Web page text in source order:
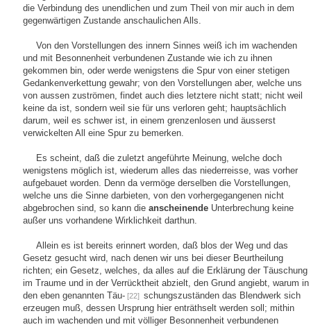
die Verbindung des unendlichen und zum Theil von mir auch in dem
gegenwärtigen Zustande anschaulichen Alls.
Von den Vorstellungen des innern Sinnes weiß ich im wachenden
und mit Besonnenheit verbundenen Zustande wie ich zu ihnen
gekommen bin, oder werde wenigstens die Spur von einer stetigen
Gedankenverkettung gewahr; von den Vorstellungen aber, welche uns
von aussen zuströmen, findet auch dies letztere nicht statt; nicht weil
keine da ist, sondern weil sie für uns verloren geht; hauptsächlich
darum, weil es schwer ist, in einem grenzenlosen und äusserst
verwickelten All eine Spur zu bemerken.
Es scheint, daß die zuletzt angeführte Meinung, welche doch
wenigstens möglich ist, wiederum alles das niederreisse, was vorher
aufgebauet worden. Denn da vermöge derselben die Vorstellungen,
welche uns die Sinne darbieten, von den vorhergegangenen nicht
abgebrochen sind, so kann die anscheinende Unterbrechung keine
außer uns vorhandene Wirklichkeit darthun.
Allein es ist bereits erinnert worden, daß blos der Weg und das
Gesetz gesucht wird, nach denen wir uns bei dieser Beurtheilung
richten; ein Gesetz, welches, da alles auf die Erklärung der Täuschung
im Traume und in der Verrücktheit abzielt, den Grund angiebt, warum in
den eben genannten Täu- [22] schungszuständen das Blendwerk sich
erzeugen muß, dessen Ursprung hier enträthselt werden soll; mithin
auch im wachenden und mit völliger Besonnenheit verbundenen